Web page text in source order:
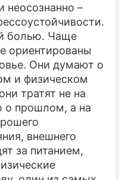
неосознанно –
болью. Чаще
ориентированы
Они думают о
и физическом
тратят не на
о прошлом, а на
внешнего
за питанием,